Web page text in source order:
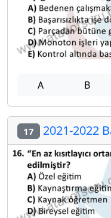
A B
17 2021-2022